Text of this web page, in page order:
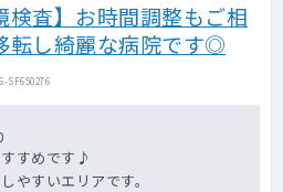
検査】お時間調整もご相
転し綺麗な病院です◎
SF650276
すめです♪
やすいエリアです。